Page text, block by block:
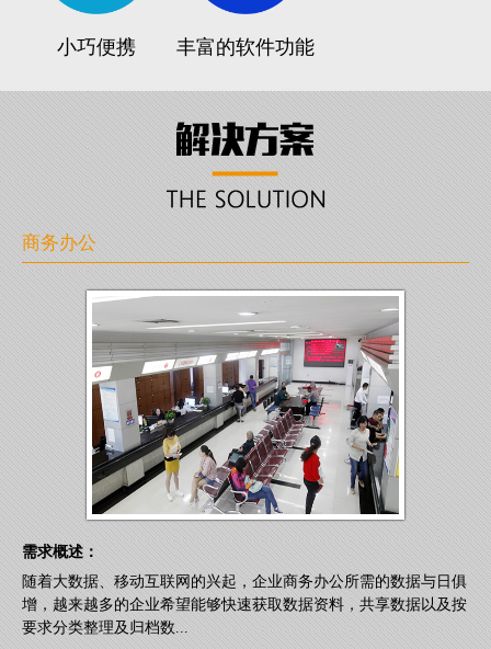
小巧便携 丰富的软件功能
商务办公
需求概述：
随着大数据、移动互联网的兴起，企业商务办公所需的数据与日俱
增，越来越多的企业希望能够快速获取数据资料，共享数据以及按
要求分类整理及归档数...